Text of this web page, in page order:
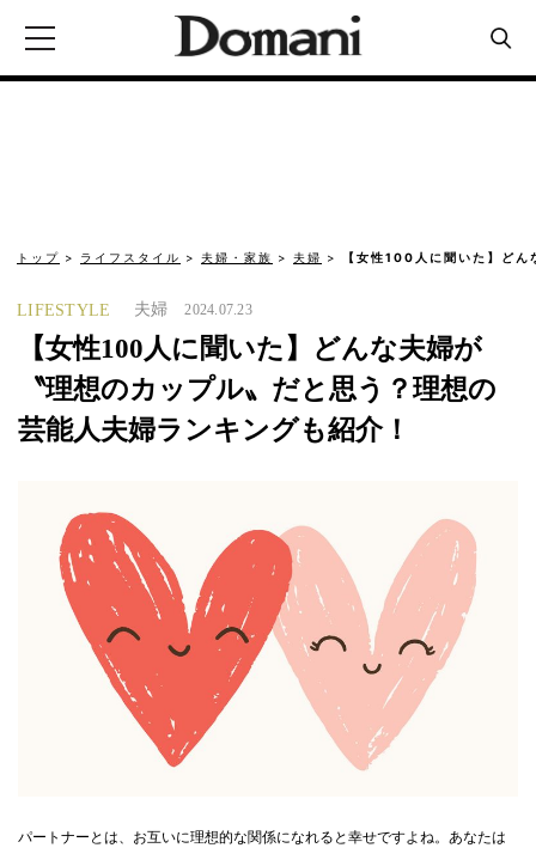
トップ ライフスタイル 夫婦・家族 夫婦 【女性100人に聞いた】ど
LIFESTYLE 夫婦 2024.07.23
【女性100人に聞いた】どんな夫婦が
〝理想のカップル〟だと思う？理想の
芸能人夫婦ランキングも紹介！
パートナーとは、お互いに理想的な関係になれると幸せですよね。あなたは